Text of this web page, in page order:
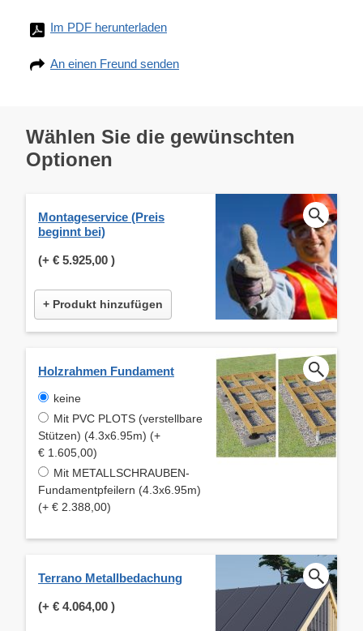
Im PDF herunterladen
An einen Freund senden
Wählen Sie die gewünschten
Optionen
Montageservice (Preis
beginnt bei)
(+ € 5.925,00 )
+ Produkt hinzufügen
Holzrahmen Fundament
keine
Mit PVC PLOTS (verstellbare
Stützen) (4.3x6.95m) (+
€ 1.605,00)
Mit METALLSCHRAUBEN-
Fundamentpfeilern (4.3x6.95m)
(+ € 2.388,00)
Terrano Metallbedachung
(+ € 4.064,00 )